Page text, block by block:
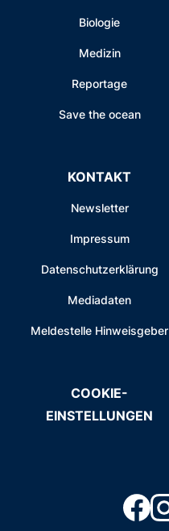
Biologie
Medizin
Reportage
Save the ocean
KONTAKT
Newsletter
Impressum
Datenschutzerklärung
Mediadaten
Meldestelle Hinweisgeber
COOKIE-
EINSTELLUNGEN